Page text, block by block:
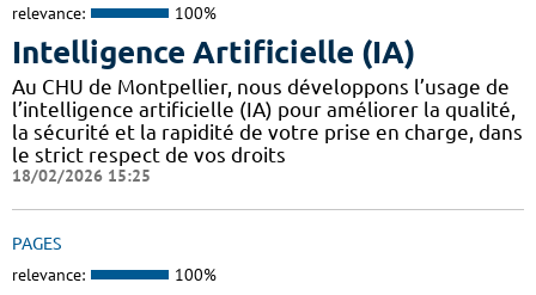
relevance: 100%
Intelligence Artificielle (IA)
Au CHU de Montpellier, nous développons l’usage de
l’intelligence artificielle (IA) pour améliorer la qualité,
la sécurité et la rapidité de votre prise en charge, dans
le strict respect de vos droits
18/02/2026 15:25
PAGES
relevance: 100%